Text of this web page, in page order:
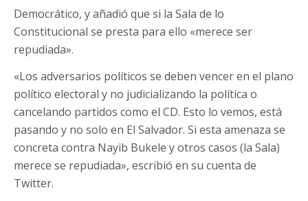
Democrático, y añadió que si la Sala de lo
Constitucional se presta para ello «merece ser
repudiada».
«Los adversarios políticos se deben vencer en el plano
político electoral y no judicializando la política o
cancelando partidos como el CD. Esto lo vemos, está
pasando y no solo en El Salvador. Si esta amenaza se
concreta contra Nayib Bukele y otros casos (la Sala)
merece se repudiada», escribió en su cuenta de
Twitter.